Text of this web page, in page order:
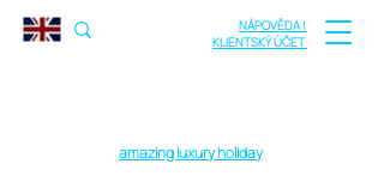
NÁPOVĚDA |
KLIENTSKÝ ÚČET
amazing luxury holiday